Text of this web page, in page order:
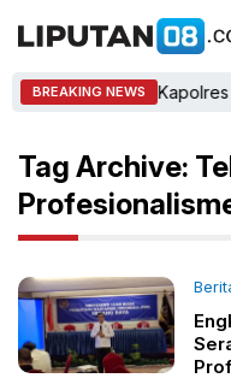
BREAKING NEWSKapolres
Tag Archive: